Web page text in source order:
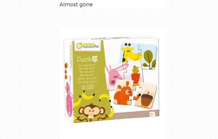
Almost gone